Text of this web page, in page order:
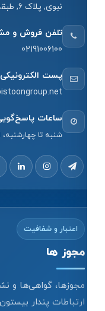
نبوی, پلاک 6, طبقه 6 - کد پستی: 1963815896
تلفن فروش و
02191006100
پست الکترونیکی
ساعات
شنبه تا چهارشنبه، از ساعت
اعتبار و شفافیت
مجوز ها
مجوزها، گواهی‌ها و
ارتباطات پندار